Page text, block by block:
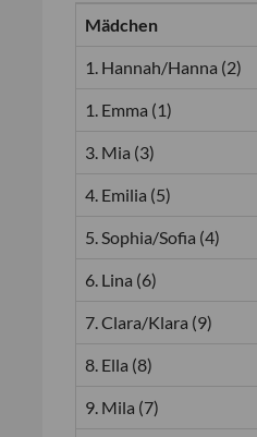
Mädchen
1. Hannah/Hanna (2)
1. Emma (1)
3. Mia (3)
4. Emilia (5)
5. Sophia/Sofia (4)
6. Lina (6)
7. Clara/Klara (9)
8. Ella (8)
9. Mila (7)